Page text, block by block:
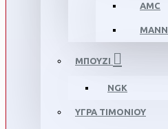
AMC
MANN
ΜΠΟΥΖΙ
NGK
ΥΓΡΑ ΤΙΜΟΝΙΟΥ